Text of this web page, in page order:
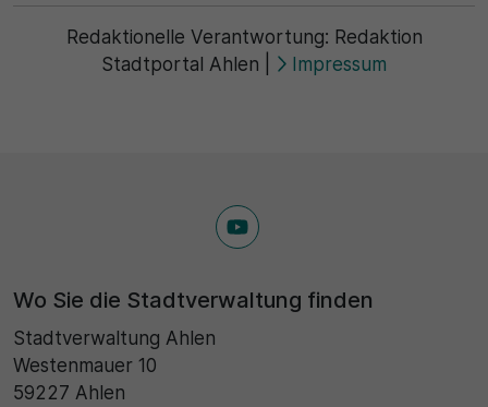
Redaktionelle Verantwortung: Redaktion
Stadtportal Ahlen
Impressum
Wo Sie die Stadtverwaltung finden
Stadtverwaltung Ahlen
Westenmauer 10
59227 Ahlen